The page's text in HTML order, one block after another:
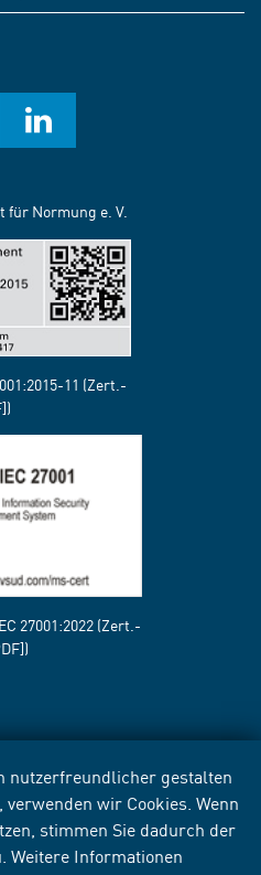
nutzerfreundlicher gestalten
wir Cookies. Wenn
stimmen Sie dadurch der
Weitere Informationen
für Normung e. V.
11 (Zert.-
27001:2022 (Zert.-